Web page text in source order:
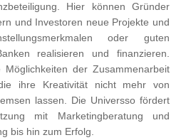
Hier können Gründer
und Investoren neue Projekte und
oder guten
realisieren und finanzieren.
Möglichkeiten der Zusammenarbeit
ihre Kreativität nicht mehr von
lassen. Die Universso fördert
mit Marketingberatung und
bis hin zum Erfolg.